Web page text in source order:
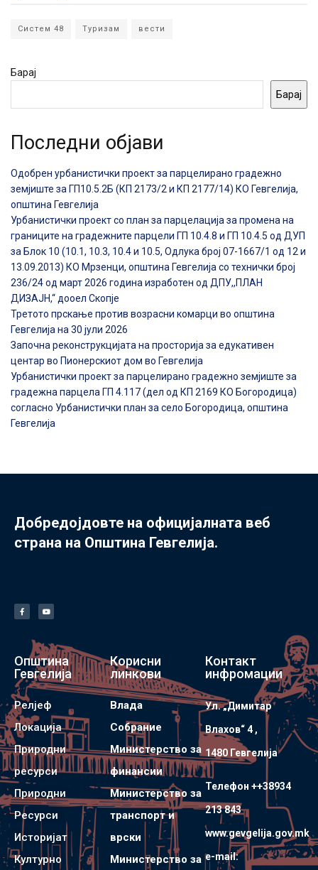
Систем 48 Туризам вести
Барај
Барај
Последни објави
Одобрен урбанистички проект за парцелирано градежно
земјиште за ГП10.5.2Б (КП 2173/2 и КП 2177/14) КО Гевгелија,
општина Гевгелија
Урбанистички проект со план за парцелација за промена на
границите на градежните парцели ГП 10.4.8 и ГП 10.4.5 од ДУП
за Блок 10 (10.1, 10.3, 10.4 и 10.5, Одлука број 07-1667/1 од 12 и
13.09.2013) КО Мрзенци, општина Гевгелија со технички број
236/24 од март 2026 година изработен од ДПУ,,ПЛАН
ДИЗАЈН,“ дооел Скопје
Третото прскање против возрасни комарци во општина
Гевгелија на 30 јули 2026
Започна реконструкцијата на просторија за едукативен
центар во Пионерскиот дом во Гевгелија
Урбанистички проект за парцелирано градежно земјиште за
градежна парцела ГП 4.117 (дел од КП 2169 КО Богородица)
согласно Урбанистички план за село Богородица, општина
Гевгелија
Добредојдовте на официјалната веб
страна на Општина Гевгелија.
Општина
Гевгелија
Релјеф
Локација
Природни
ресурси
Природни
Ресурси
Историјат
Културно
Корисни
линкови
Влада
Собрание
Министерство за
финансии
Министерство за
транспорт и
врски
Министерство за
Контакт
инфромации
Ул. „Димитар
Влахов“ 4 ,
1480 Гевгелијa
Телефон ++38934
213 843
www.gevgelija.gov.mk
e-mail: